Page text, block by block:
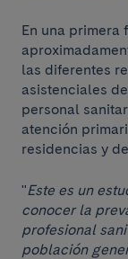
En una primera
las diferentes
asistenciales
personal
atención
residencias y
"Este es un
conocer la
profesional
población